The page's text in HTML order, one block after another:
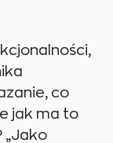
co
jak ma to
„Jako